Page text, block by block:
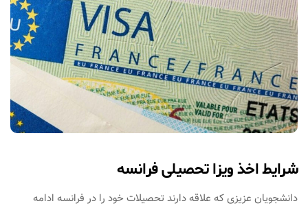
شرایط اخذ ویزا تحصیلی فرانسه
دانشجویان عزیزی که علاقه دارند تحصیلات خود را در فرانسه ادامه